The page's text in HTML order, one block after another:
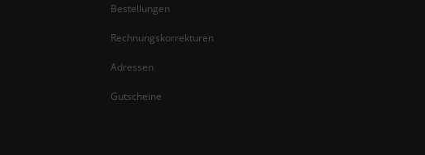
Bestellungen
Rechnungskorrekturen
Adressen
Gutscheine